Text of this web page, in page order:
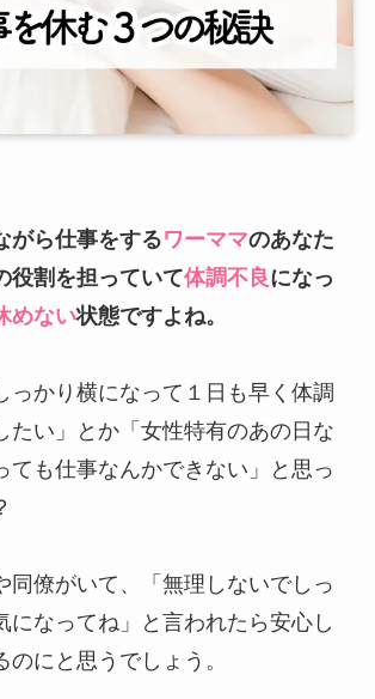
がら仕事をするワーママのあなた
役割を担っていて体調不良になっ
めない状態ですよね。
っかり横になって１日も早く体調
たい」とか「女性特有のあの日な
ても仕事なんかできない」と思っ
同僚がいて、「無理しないでしっ
になってね」と言われたら安心し
のにと思うでしょう。